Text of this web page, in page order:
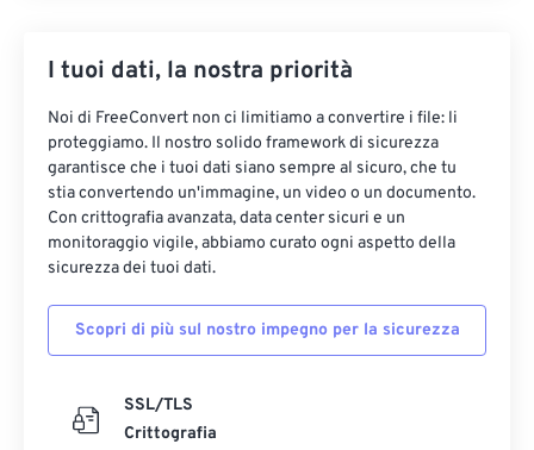
I tuoi dati, la nostra priorità
Noi di FreeConvert non ci limitiamo a convertire i file: li
proteggiamo. Il nostro solido framework di sicurezza
garantisce che i tuoi dati siano sempre al sicuro, che tu
stia convertendo un'immagine, un video o un documento.
Con crittografia avanzata, data center sicuri e un
monitoraggio vigile, abbiamo curato ogni aspetto della
sicurezza dei tuoi dati.
Scopri di più sul nostro impegno per la sicurezza
SSL/TLS
Crittografia